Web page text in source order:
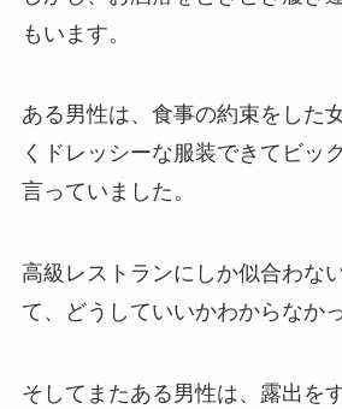
もいます。
ある男性は、食事の約束をした
くドレッシーな服装できてビッ
言っていました。
高級レストランにしか似合わな
て、どうしていいかわからなか
そしてまたある男性は、露出を